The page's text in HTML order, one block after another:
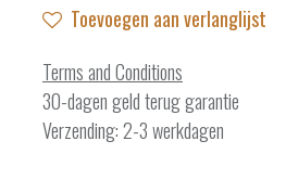
Toevoegen aan verlanglijst
Terms and Conditions
30-dagen geld terug garantie
Verzending: 2-3 werkdagen